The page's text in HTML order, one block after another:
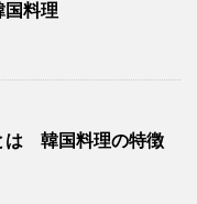
国料理
は 韓国料理の特徴